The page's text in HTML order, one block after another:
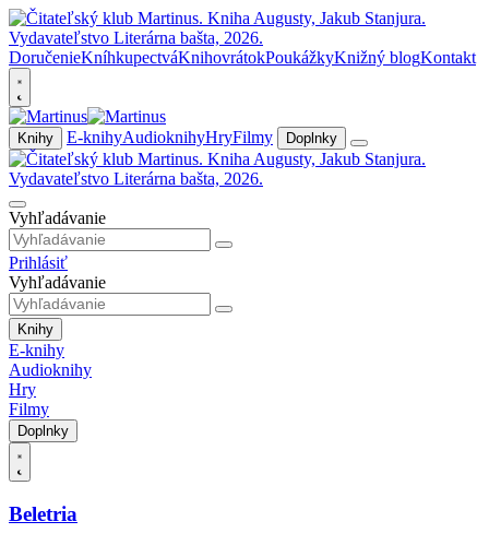
DoručenieKníhkupectváKnihovrátokPoukážkyKnižný blogKontakt
Knihy E-knihyAudioknihyHryFilmy Doplnky
Vyhľadávanie
Prihlásiť
Vyhľadávanie
Knihy
E-knihy
Audioknihy
Hry
Filmy
Doplnky
Beletria